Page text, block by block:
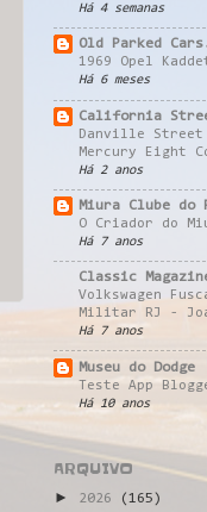
Há 4 semanas
Old Parked
1969 Opel
Há 6 meses
California
Danville
Mercury Eight
Há 2 anos
Miura Clube do
O Criador do
Há 7 anos
Classic
Volkswagen
Militar RJ -
Há 7 anos
Museu do Dodge
Teste App
Há 10 anos
ARQUIVO
► 2026 (165)